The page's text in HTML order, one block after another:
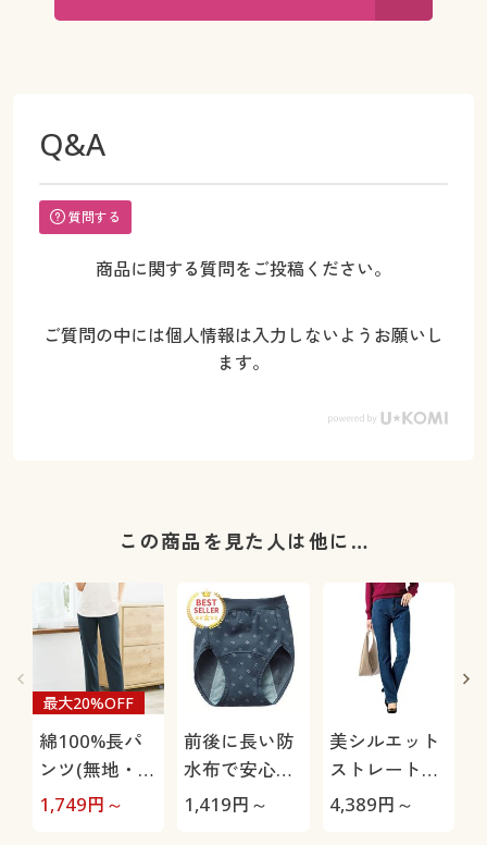
Q&A
質問する
商品に関する質問をご投稿ください。
ご質問の中には個人情報は入力しないようお願いし
ます。
この商品を見た人は他に…
綿100%長パ
ンツ(無地・お
うちパンツ)
最大20%OFF
1,749円～
前後に長い防
水布で安心サ
ニタリーショ
1,419円～
美シルエット
ストレートデ
ニムパンツ(洗
4,389円～